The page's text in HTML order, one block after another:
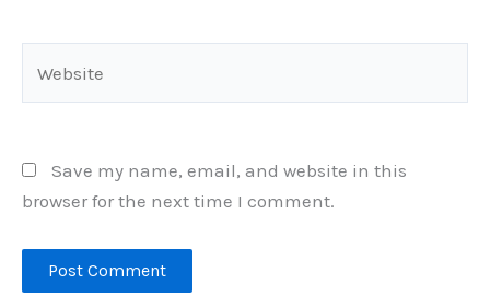
Save my name, email, and website in this
browser for the next time I comment.